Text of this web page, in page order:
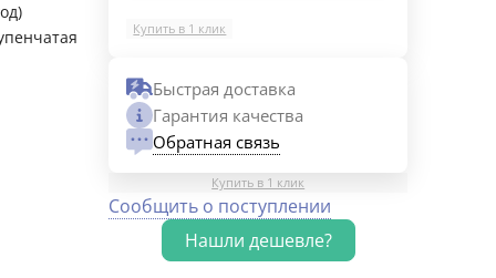
Купить в 1 клик
Быстрая доставка
Гарантия качества
Обратная связь
Купить в 1 клик
Сообщить о поступлении